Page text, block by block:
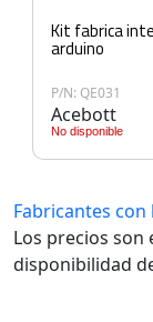
Kit fabrica
arduino
P/N: QE031
Acebott
No disponible
Fabricantes
Los precios son
disponibilidad